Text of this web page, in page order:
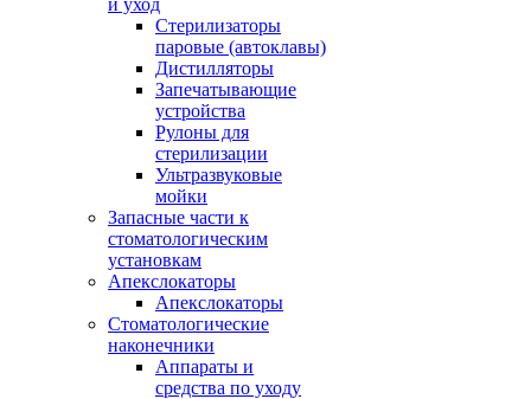
и уход
Стерилизаторы
паровые (автоклавы)
Дистилляторы
Запечатывающие
устройства
Рулоны для
стерилизации
Ультразвуковые
мойки
Запасные части к
стоматологическим
установкам
Апекслокаторы
Апекслокаторы
Стоматологические
наконечники
Аппараты и
средства по уходу